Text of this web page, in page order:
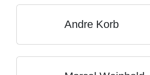
Andre Korb